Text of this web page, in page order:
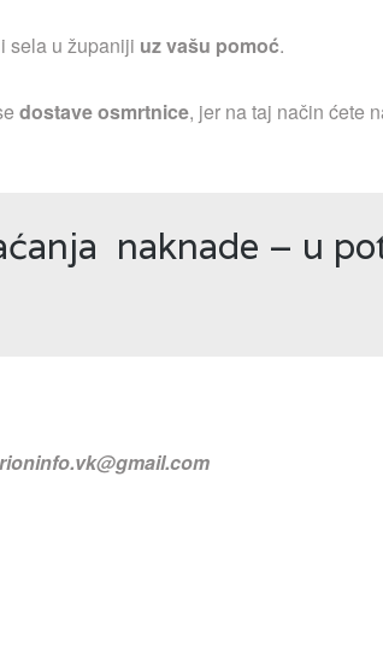
sela u županiji uz vašu pomoć.
dostave osmrtnice, jer na taj način ćete
naknade – u